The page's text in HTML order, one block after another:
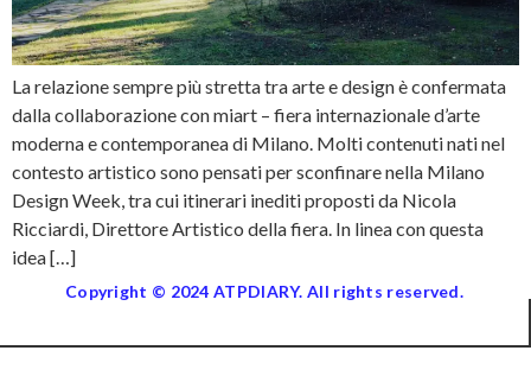
La relazione sempre più stretta tra arte e design è confermata
dalla collaborazione con miart – fiera internazionale d’arte
moderna e contemporanea di Milano. Molti contenuti nati nel
contesto artistico sono pensati per sconfinare nella Milano
Design Week, tra cui itinerari inediti proposti da Nicola
Ricciardi, Direttore Artistico della fiera. In linea con questa
idea […]
Copyright © 2024 ATPDIARY. All rights reserved.